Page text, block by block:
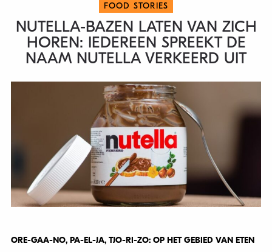
FOOD STORIES
NUTELLA-BAZEN LATEN VAN ZICH
HOREN: IEDEREEN SPREEKT DE
NAAM NUTELLA VERKEERD UIT
ORE-GAA-NO, PA-EL-JA, TJO-RI-ZO: OP HET GEBIED VAN ETEN